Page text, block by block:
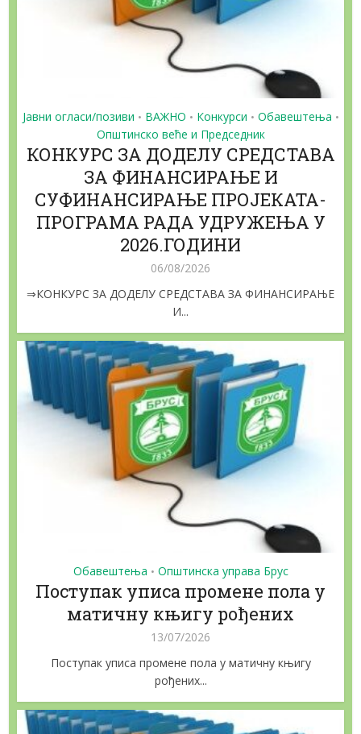
Јавни огласи/позиви • ВАЖНО • Конкурси • Обавештења •
Општинско веће и Председник
КОНКУРС ЗА ДОДЕЛУ СРЕДСТАВА
ЗА ФИНАНСИРАЊЕ И
СУФИНАНСИРАЊЕ ПРОЈЕКАТА-
ПРОГРАМА РАДА УДРУЖЕЊА У
2026.ГОДИНИ
06/08/2026
⇒КОНКУРС ЗА ДОДЕЛУ СРЕДСТАВА ЗА ФИНАНСИРАЊЕ
И...
Обавештења • Општинска управа Брус
Поступак уписа промене пола у
матичну књигу рођених
13/07/2026
Поступак уписа промене пола у матичну књигу
рођених...